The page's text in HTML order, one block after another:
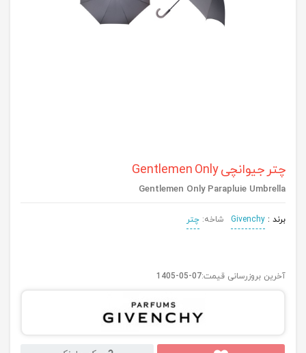
چتر جیوانچی Gentlemen Only
Gentlemen Only Parapluie Umbrella
برند : Givenchy شاخه: چتر
آخرین بروزرسانی قیمت:1405-05-07